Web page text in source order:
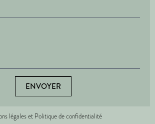
ENVOYER
légales et Politique de confidentialité